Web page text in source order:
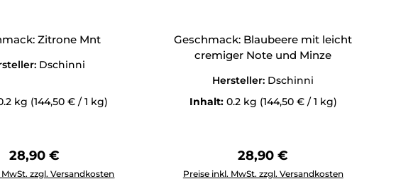
die Schaltflächen um die Anzahl zu erhöhen oder zu reduzieren.
Zitrone Mnt
Dschinni
kg (144,50 € / 1 kg)
Regulärer Preis:
28,90 €
zzgl. Versandkosten
Gib den gewünschten Wert ein oder benutze die Schaltflächen um
Geschmack: Blaubeere mit leicht
cremiger Note und Minze
Hersteller: Dschinni
Inhalt: 0.2 kg (144,50 € / 1 kg)
Regulärer Preis:
28,90 €
Preise inkl. MwSt. zzgl. Versandkosten
Produkt Anzahl: Gib den gewünschten